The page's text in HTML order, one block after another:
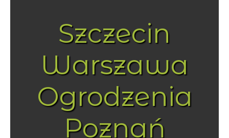
Szczecin
Warszawa
Ogrodzenia
Poznań